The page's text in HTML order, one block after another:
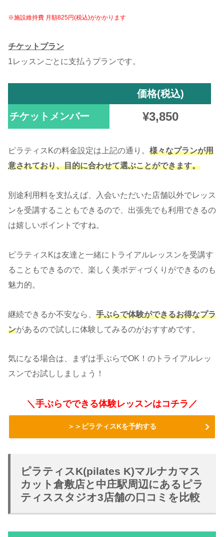
※施設維持費 月額825円(税込)がかかります
チケットプラン
1レッスンごとに支払うプランです。
価格(税込)
チケットメンバー ¥3,850
ピラティスKの料金設定は上記の通り。 様々なプランが用
意されており、目的に合わせて選ぶことができます。
別途利用料を支払えば、入会いただいた店舗以外でレッス
ンを受講することもできるので、出張先でも利用できるの
は嬉しいポイントですね。
ピラティスKは友達と一緒にトライアルレッスンを受講す
ることもできるので、楽しく美ボディづくりができるのも
魅力的。
継続できるか不安なら、 手ぶらで体験ができるお得なプラ
ンがあるので試しに体験してみるのがおすすめです。
気になる場合は、まずは手ぶらでOK！のトライアルレッ
スンでお試ししましょう！
＼手ぶらでできる体験レッスンはコチラ／
＞＞ピラティスKを予約する
ピラティスK(pilates K)マルナカマス
カット倉敷店と中庄駅周辺にあるピラ
ティススタジオ3店舗の口コミを比較